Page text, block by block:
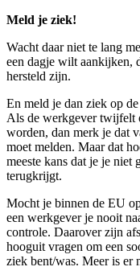
Meld je ziek!
Wacht daar niet te lang
een dagje wilt aankijken,
hersteld zijn.
En meld je dan ziek op
Als de werkgever twijfelt
worden, dan merk je dat
moet melden. Maar dat
meeste kans dat je je niet
terugkrijgt.
Mocht je binnen de EU
een werkgever je nooit
controle. Daarover zijn
hooguit vragen om een
ziek bent/was. Meer is er